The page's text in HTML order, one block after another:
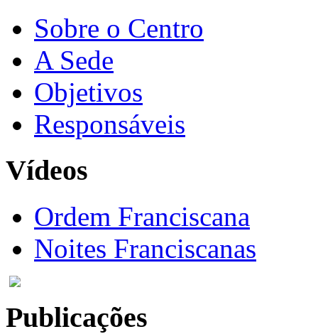
Sobre o Centro
A Sede
Objetivos
Responsáveis
Vídeos
Ordem Franciscana
Noites Franciscanas
Publicações